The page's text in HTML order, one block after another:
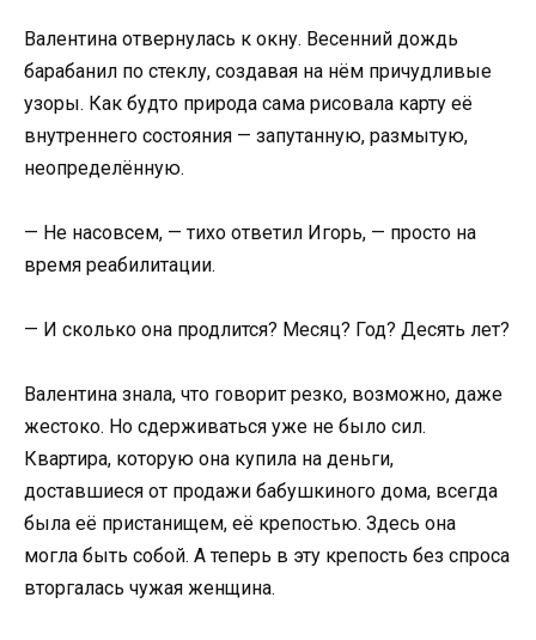
Валентина отвернулась к окну. Весенний дождь
барабанил по стеклу, создавая на нём причудливые
узоры. Как будто природа сама рисовала карту её
внутреннего состояния — запутанную, размытую,
неопределённую.
— Не насовсем, — тихо ответил Игорь, — просто на
время реабилитации.
— И сколько она продлится? Месяц? Год? Десять лет?
Валентина знала, что говорит резко, возможно, даже
жестоко. Но сдерживаться уже не было сил.
Квартира, которую она купила на деньги,
доставшиеся от продажи бабушкиного дома, всегда
была её пристанищем, её крепостью. Здесь она
могла быть собой. А теперь в эту крепость без спроса
вторгалась чужая женщина.